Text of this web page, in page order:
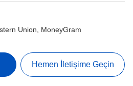
Union, MoneyGram
Hemen İletişime Geçin